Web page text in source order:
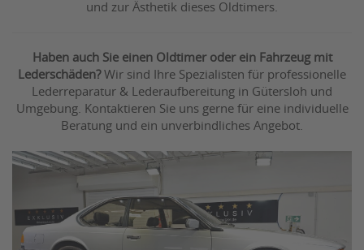
und zur Ästhetik dieses Oldtimers.
Haben auch Sie einen Oldtimer oder ein Fahrzeug mit
Lederschäden?Wir sind Ihre Spezialisten für professionelle
Lederreparatur & Lederaufbereitung in Gütersloh und
Umgebung. Kontaktieren Sie uns gerne für eine individuelle
Beratung und ein unverbindliches Angebot.